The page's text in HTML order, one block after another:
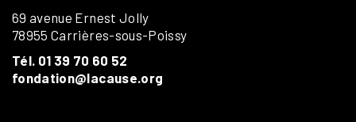
69 avenue Ernest Jolly
78955 Carrières-sous-Poissy
Tél. 01 39 70 60 52
fondation@lacause.org